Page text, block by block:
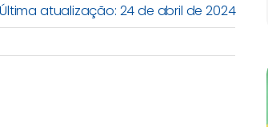
Última atualização: 24 de abril de 2024